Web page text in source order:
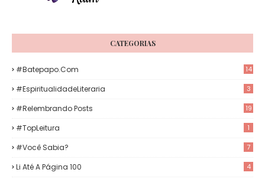
CATEGORIAS
#Batepapo.com 14
#EspiritualidadeLiteraria 3
#Relembrando Posts 19
#TopLeitura 1
#Você Sabia? 7
Li Até A Página 100 4